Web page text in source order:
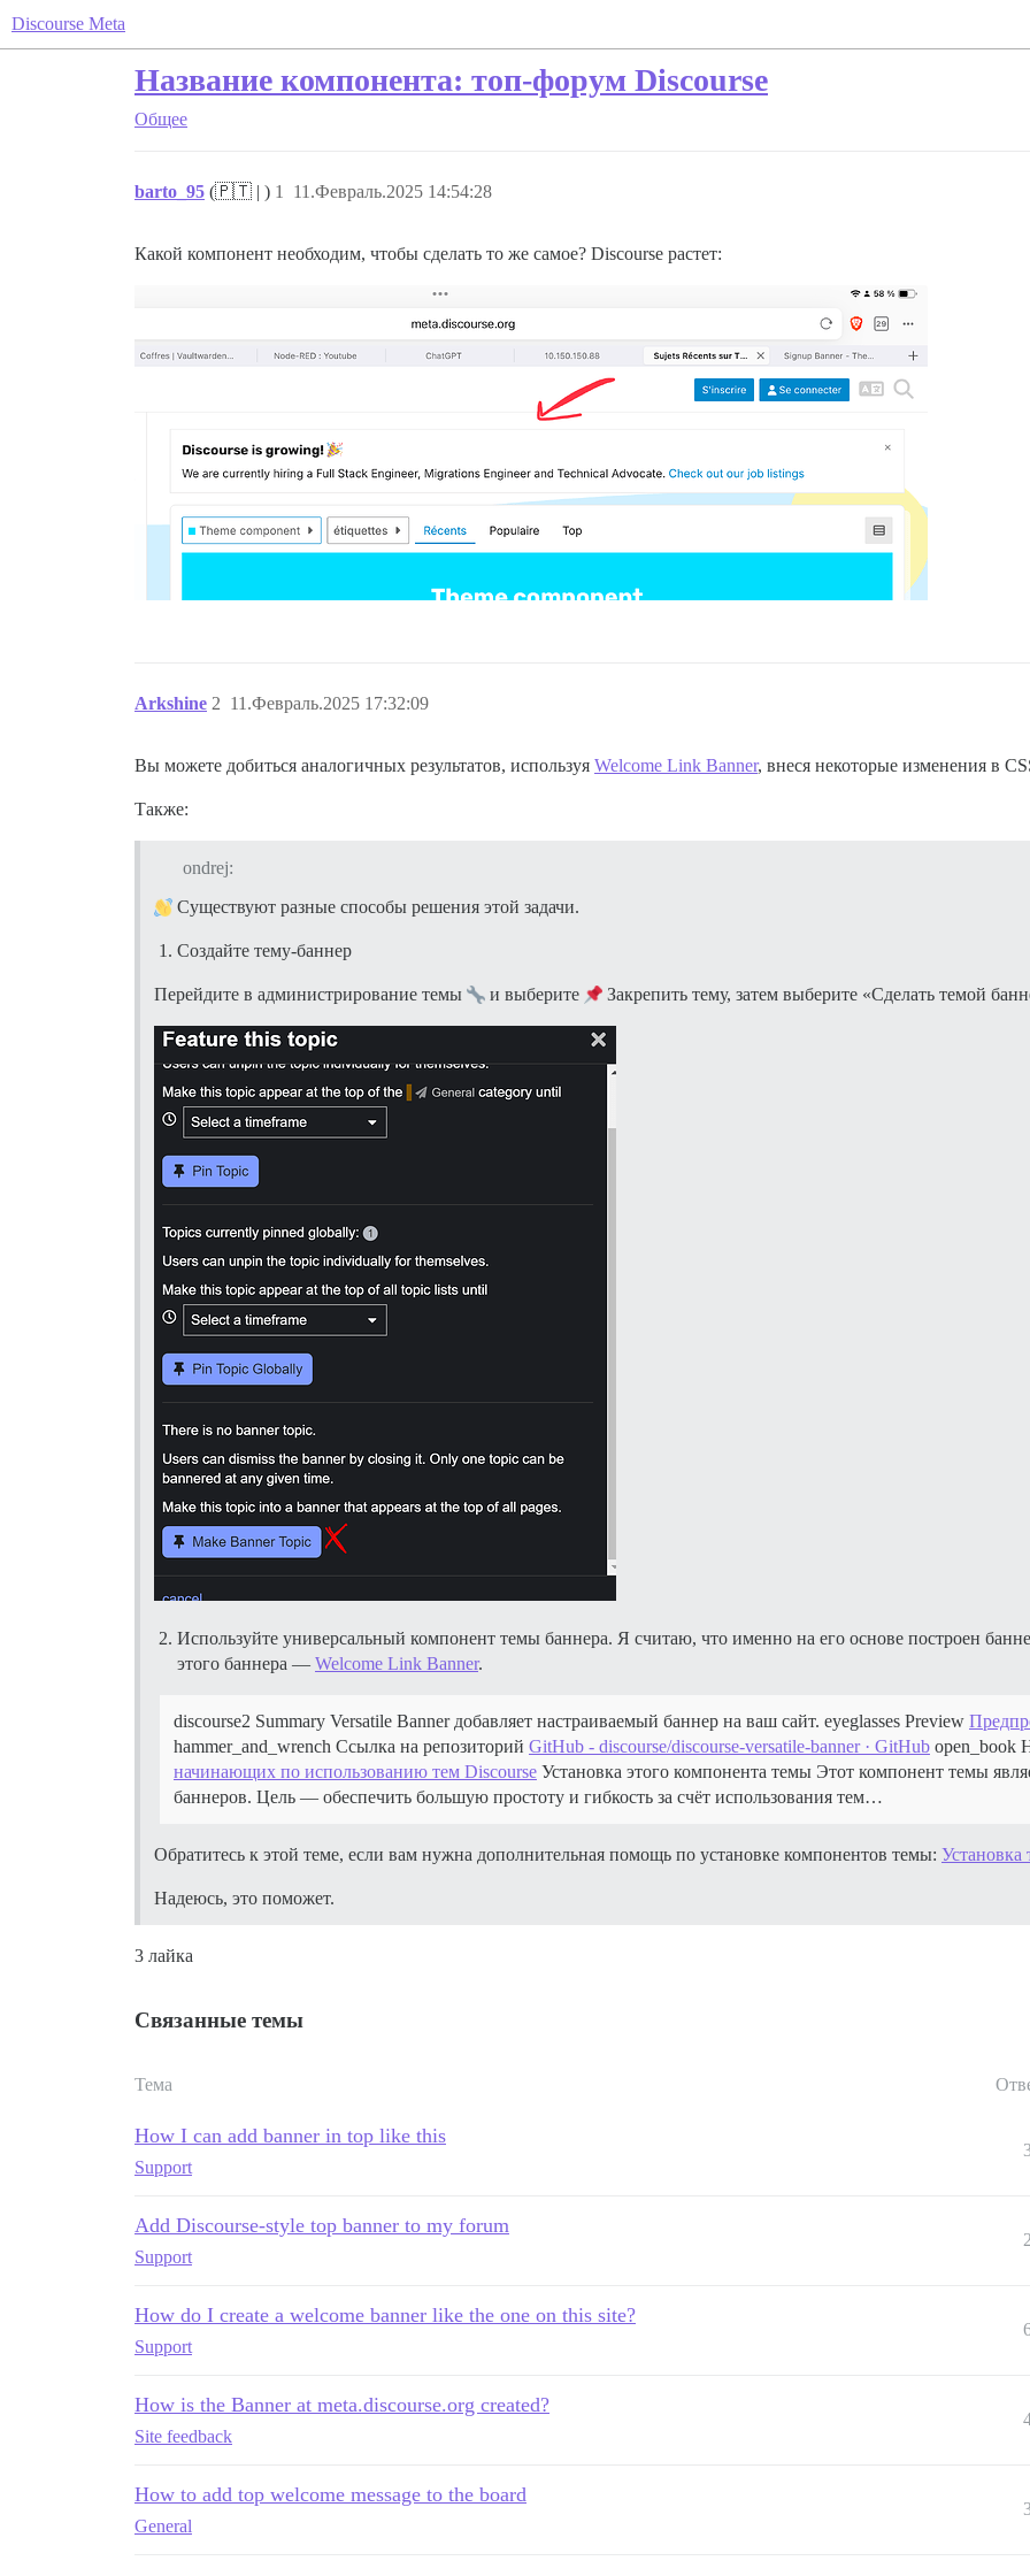
Discourse Meta
Название компонента: топ-форум Discourse
Общее
barto_95 (🇵🇹 | ) 11.Февраль.2025 14:54:28
1
Какой компонент необходим, чтобы сделать то же самое? Discourse растет:
Arkshine 11.Февраль.2025 17:32:09
2
Вы можете добиться аналогичных результатов, используя Welcome Link Banner, внеся некоторые изменения в
Также:
ondrej:
Существуют разные способы решения этой задачи.
Создайте тему-баннер
Перейдите в администрирование темы и выберите Закрепить тему, затем выберите «Сделать темой
Используйте универсальный компонент темы баннера. Я считаю, что именно на его основе построен
этого баннера — Welcome Link Banner.
discourse2 Summary Versatile Banner добавляет настраиваемый баннер на ваш сайт. eyeglasses Preview
hammer_and_wrench Ссылка на репозиторий GitHub - discourse/discourse-versatile-banner · GitHub open_book
начинающих по использованию тем Discourse Установка этого компонента темы Этот компонент темы
баннеров. Цель — обеспечить большую простоту и гибкость за счёт использования тем…
Обратитесь к этой теме, если вам нужна дополнительная помощь по установке компонентов темы:
Надеюсь, это поможет.
3 лайка
Связанные темы
Тема
How I can add banner in top like this
Support
Add Discourse-style top banner to my forum
Support
2
How do I create a welcome banner like the one on this site?
Support
How is the Banner at meta.discourse.org created?
Site feedback
How to add top welcome message to the board
General